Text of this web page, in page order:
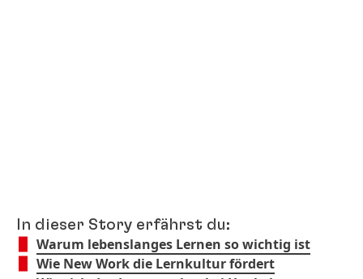
In dieser Story erfährst du:
Warum lebenslanges Lernen so wichtig ist
Wie New Work die Lernkultur fördert